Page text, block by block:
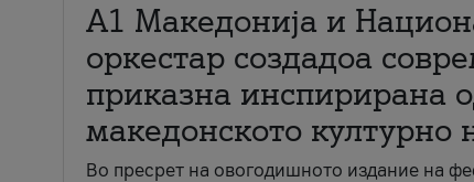
А1 Македонија и
оркестар создадоа
приказна инспирирана
македонското културно
Во пресрет на овогодишното издание на